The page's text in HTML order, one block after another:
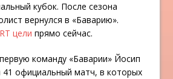
кубок. После сезона
вернулся в «Баварию».
цели прямо сейчас.
команду «Баварии» Йосип
официальный матч, в которых